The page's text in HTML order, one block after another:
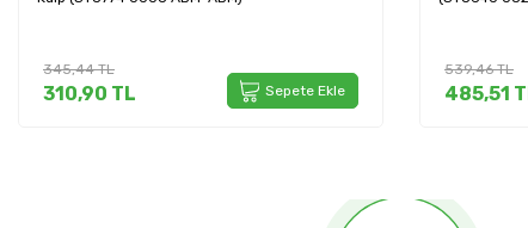
345,44TL
310,90 TL Sepete Ekle
539,46TL
485,51